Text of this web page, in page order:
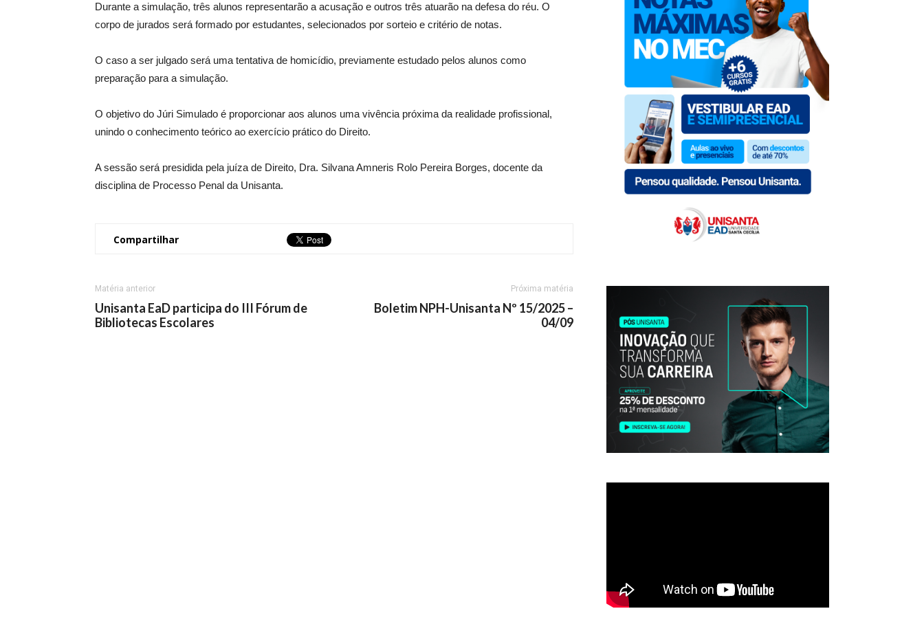
Durante a simulação, três alunos representarão a acusação e outros três atuarão na defesa do réu. O
corpo de jurados será formado por estudantes, selecionados por sorteio e critério de notas.
O caso a ser julgado será uma tentativa de homicídio, previamente estudado pelos alunos como
preparação para a simulação.
O objetivo do Júri Simulado é proporcionar aos alunos uma vivência próxima da realidade profissional,
unindo o conhecimento teórico ao exercício prático do Direito.
A sessão será presidida pela juíza de Direito, Dra. Silvana Amneris Rolo Pereira Borges, docente da
disciplina de Processo Penal da Unisanta.
Compartilhar
Matéria anterior
Unisanta EaD participa do III Fórum de
Bibliotecas Escolares
Próxima matéria
Boletim NPH-Unisanta Nº 15/2025 –
04/09